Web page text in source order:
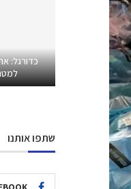
כדורגל:
שתפו אותנו